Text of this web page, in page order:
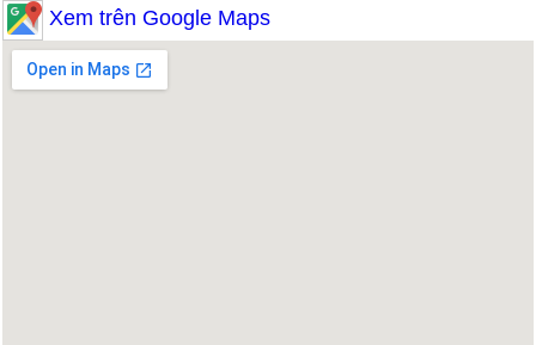
Xem trên Google Maps